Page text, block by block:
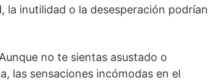
la inutilidad o la desesperación podrían
no te sientas asustado o
las sensaciones incómodas en el